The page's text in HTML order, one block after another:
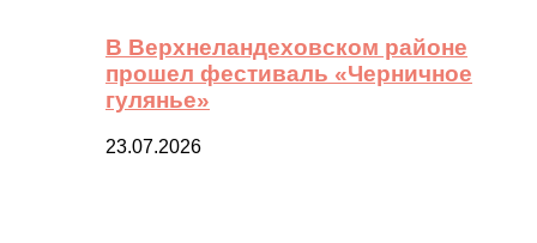
В Верхнеландеховском районе
прошел фестиваль «Черничное
гулянье»
23.07.2026